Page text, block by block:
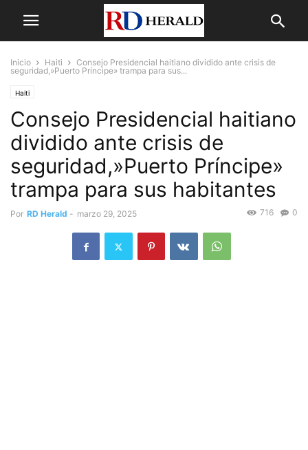
Inicio Haiti
Consejo Presidencial haitiano dividido ante crisis de
seguridad,»Puerto Príncipe» trampa para sus...
Haiti
Consejo Presidencial haitiano
dividido ante crisis de
seguridad,»Puerto Príncipe»
trampa para sus habitantes
Por RD Herald - marzo 29, 2025 0
716